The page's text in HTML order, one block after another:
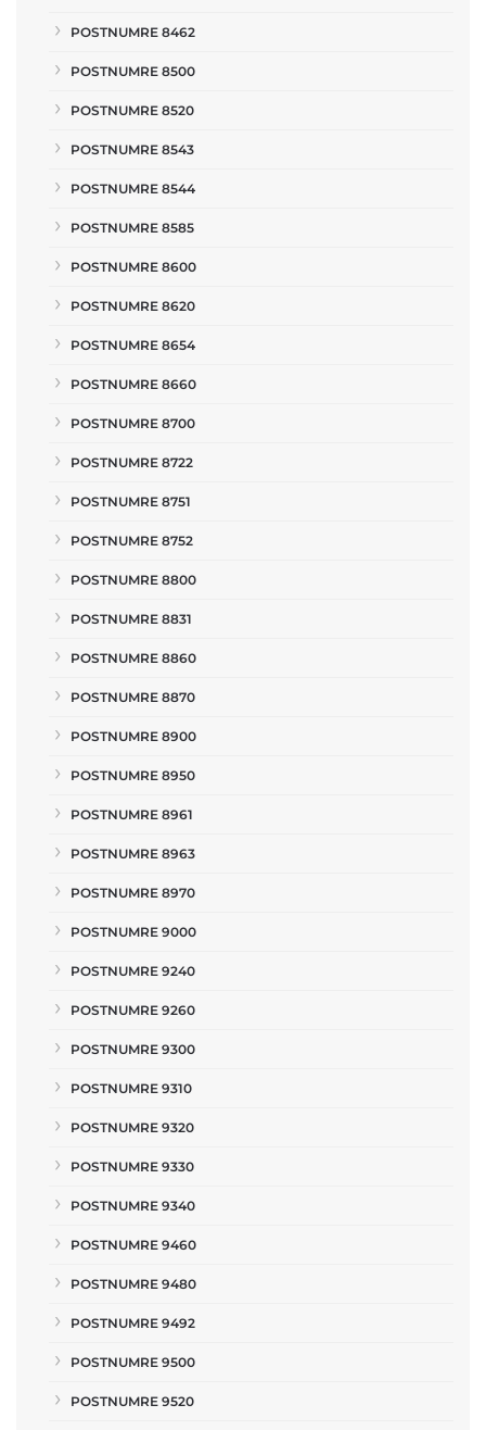
POSTNUMRE 8462
POSTNUMRE 8500
POSTNUMRE 8520
POSTNUMRE 8543
POSTNUMRE 8544
POSTNUMRE 8585
POSTNUMRE 8600
POSTNUMRE 8620
POSTNUMRE 8654
POSTNUMRE 8660
POSTNUMRE 8700
POSTNUMRE 8722
POSTNUMRE 8751
POSTNUMRE 8752
POSTNUMRE 8800
POSTNUMRE 8831
POSTNUMRE 8860
POSTNUMRE 8870
POSTNUMRE 8900
POSTNUMRE 8950
POSTNUMRE 8961
POSTNUMRE 8963
POSTNUMRE 8970
POSTNUMRE 9000
POSTNUMRE 9240
POSTNUMRE 9260
POSTNUMRE 9300
POSTNUMRE 9310
POSTNUMRE 9320
POSTNUMRE 9330
POSTNUMRE 9340
POSTNUMRE 9460
POSTNUMRE 9480
POSTNUMRE 9492
POSTNUMRE 9500
POSTNUMRE 9520